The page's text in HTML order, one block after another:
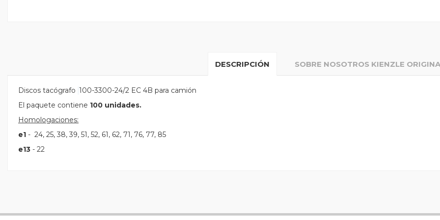
DESCRIPCIÓN SOBRE NOSOTROS KIENZLE
Discos tacógrafo 100-3300-24/2 EC 4B para camión
El paquete contiene 100 unidades.
Homologaciones:
e1 - 24, 25, 38, 39, 51, 52, 61, 62, 71, 76, 77, 85
e13 - 22